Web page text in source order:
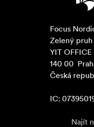
Focus
Zelený
YIT
140 00
Česká
IC:
Najít